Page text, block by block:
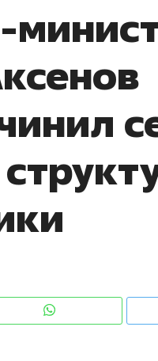
– найти
продукт»
топ-10* застройщиков
входит в Татарстан